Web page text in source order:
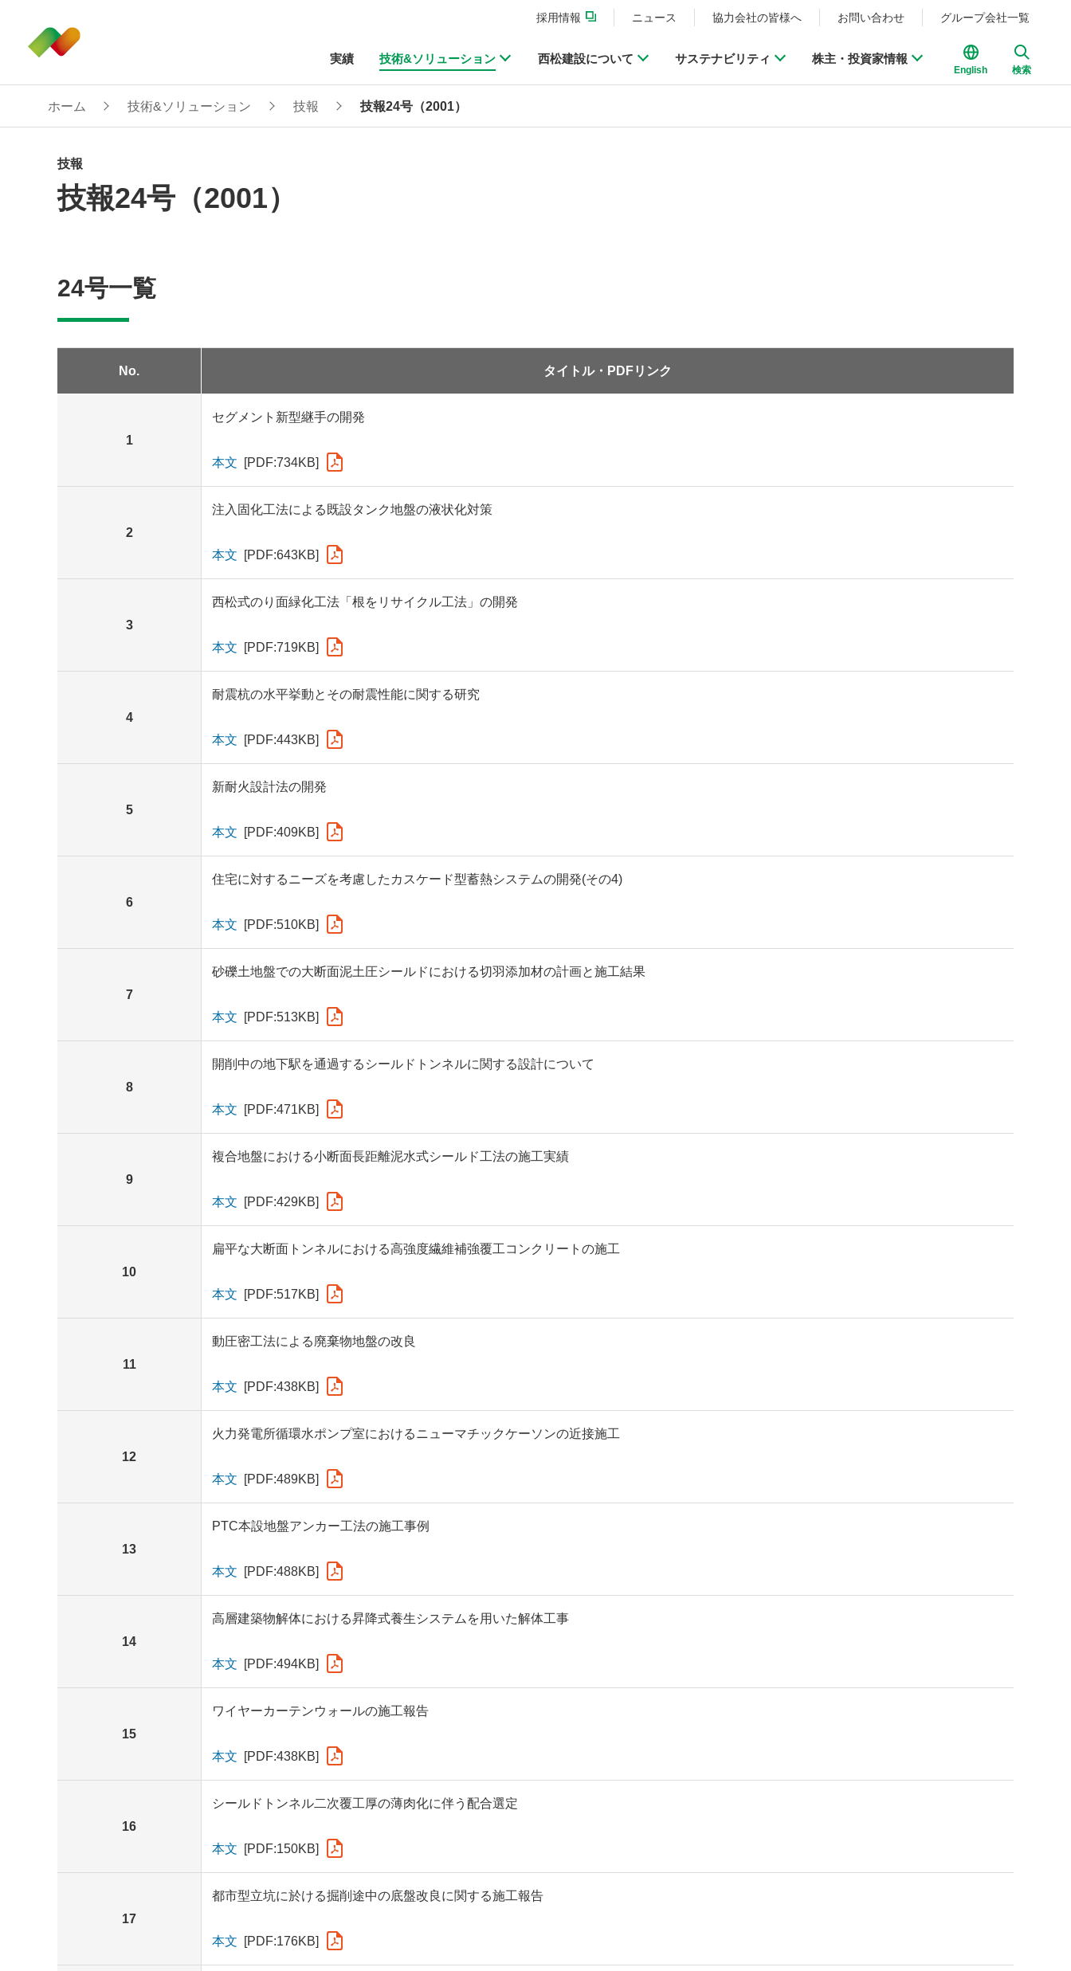
採用情報 ニュース 協力会社の皆様へ お問い合わせ グループ会社一覧
実績 技術&ソリューション 西松建設について サステナビリティ 株主・投資家情報
English 検索
ホーム 技術&ソリューション 技報 技報24号（2001）
技報
技報24号（2001）
24号一覧
No. タイトル・PDFリンク
1
セグメント新型継手の開発
本文 [PDF:734KB]
2
注入固化工法による既設タンク地盤の液状化対策
本文 [PDF:643KB]
3
西松式のり面緑化工法「根をリサイクル工法」の開発
本文 [PDF:719KB]
4
耐震杭の水平挙動とその耐震性能に関する研究
本文 [PDF:443KB]
5
新耐火設計法の開発
本文 [PDF:409KB]
6
住宅に対するニーズを考慮したカスケード型蓄熱システムの開発(その4)
本文 [PDF:510KB]
7
砂礫土地盤での大断面泥土圧シールドにおける切羽添加材の計画と施工結果
本文 [PDF:513KB]
8
開削中の地下駅を通過するシールドトンネルに関する設計について
本文 [PDF:471KB]
9
複合地盤における小断面長距離泥水式シールド工法の施工実績
本文 [PDF:429KB]
10
扁平な大断面トンネルにおける高強度繊維補強覆工コンクリートの施工
本文 [PDF:517KB]
11
動圧密工法による廃棄物地盤の改良
本文 [PDF:438KB]
12
火力発電所循環水ポンプ室におけるニューマチックケーソンの近接施工
本文 [PDF:489KB]
13
PTC本設地盤アンカー工法の施工事例
本文 [PDF:488KB]
14
高層建築物解体における昇降式養生システムを用いた解体工事
本文 [PDF:494KB]
15
ワイヤーカーテンウォールの施工報告
本文 [PDF:438KB]
16
シールドトンネル二次覆工厚の薄肉化に伴う配合選定
本文 [PDF:150KB]
17
都市型立坑に於ける掘削途中の底盤改良に関する施工報告
本文 [PDF:176KB]